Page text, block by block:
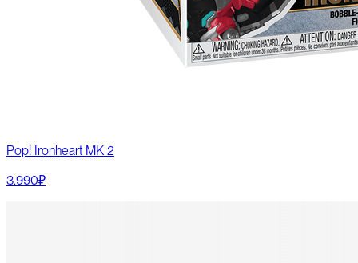
Pop! Ironheart MK 2
3.990₽